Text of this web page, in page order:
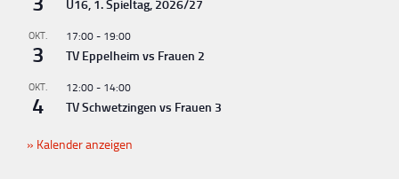
a
v
i
g
a
t
U16, 1. Spieltag, 2026/27
OKT.
3
17:00 - 19:00
TV Eppelheim vs Frauen 2
OKT.
4
12:00 - 14:00
TV Schwetzingen vs Frauen 3
Kalender anzeigen